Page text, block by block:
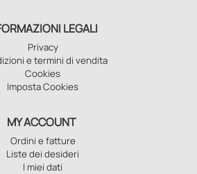
LEGALI
Privacy
e termini di vendita
Cookies
Imposta Cookies
MY ACCOUNT
Ordini e fatture
Liste dei desideri
I miei dati